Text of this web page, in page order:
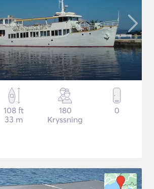
108 ft
33 m
180
Kryssning
0